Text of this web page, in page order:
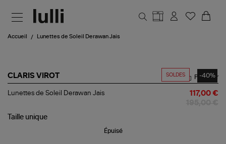
Accueil Lunettes de Soleil Derawan Jais
SOLDES -40%
CLARIS VIROT
Lunettes
Derawan
Partager
Lunettes de Soleil Derawan Jais 117,00 €
Taille unique
Épuisé